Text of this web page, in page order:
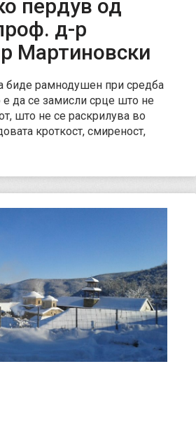
пердув од
д-р
Мартиновски
биде рамнодушен при средба
да се замисли срце што не
што не се раскрилува во
кроткост, смиреност,